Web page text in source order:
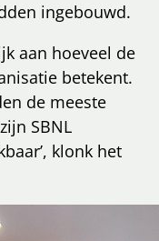
ingebouwd.
aan hoeveel de
betekent.
de meeste
SBNL
klonk het